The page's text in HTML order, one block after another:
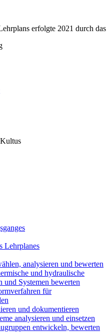
erfolgte 2021 durch das
Lehrplanes
analysieren und bewerten
und hydraulische
und Systemen bewerten
für
und dokumentieren
analysieren und einsetzen
entwickeln, bewerten